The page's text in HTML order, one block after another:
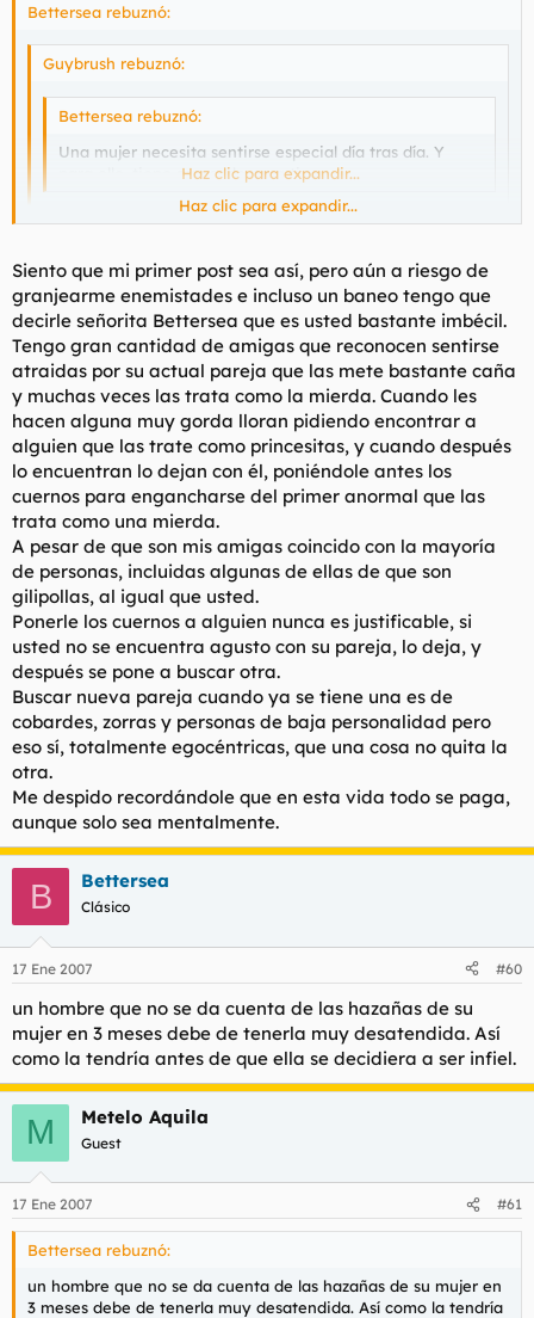
Bettersea rebuznó:
Guybrush rebuznó:
Bettersea rebuznó:
Una mujer necesita sentirse especial día tras día. Y
para ello, tiene que serlo para ti.
Haz clic para expandir...
Que salga a comprar el pan disfrazada de la gallina
Caponata, se sentirá especial y no será tan REPUTA.
Buenas noches.
Puto script. Vale con equisdé o crema, pero amigo es excesivo
lo de irse con su mejor hamijo" que ya ni lo era seguramente
no fue intencionado. Tampoco creo que ésta fuera búscandole.
Simplemente, se sintió... deseada, especial, única...esas cosas
que posiblemente su marido no consiguió hacerla sentir
porque no lo sería ni tan siquiera para él mismo.
Haz clic para expandir...
Siento que mi primer post sea así, pero aún a riesgo de
granjearme enemistades e incluso un baneo tengo que
decirle señorita Bettersea que es usted bastante imbécil.
Tengo gran cantidad de amigas que reconocen sentirse
atraidas por su actual pareja que las mete bastante caña
y muchas veces las trata como la mierda. Cuando les
hacen alguna muy gorda lloran pidiendo encontrar a
alguien que las trate como princesitas, y cuando después
lo encuentran lo dejan con él, poniéndole antes los
cuernos para engancharse del primer anormal que las
trata como una mierda.
A pesar de que son mis amigas coincido con la mayoría
de personas, incluidas algunas de ellas de que son
gilipollas, al igual que usted.
Ponerle los cuernos a alguien nunca es justificable, si
usted no se encuentra agusto con su pareja, lo deja, y
después se pone a buscar otra.
Buscar nueva pareja cuando ya se tiene una es de
cobardes, zorras y personas de baja personalidad pero
eso sí, totalmente egocéntricas, que una cosa no quita la
otra.
Me despido recordándole que en esta vida todo se paga,
aunque solo sea mentalmente.
B Bettersea
Clásico
17 Ene 2007 #60
un hombre que no se da cuenta de las hazañas de su
mujer en 3 meses debe de tenerla muy desatendida. Así
como la tendría antes de que ella se decidiera a ser infiel.
M Metelo Aquila
Guest
17 Ene 2007 #61
Bettersea rebuznó:
un hombre que no se da cuenta de las hazañas de su mujer en
3 meses debe de tenerla muy desatendida. Así como la tendría